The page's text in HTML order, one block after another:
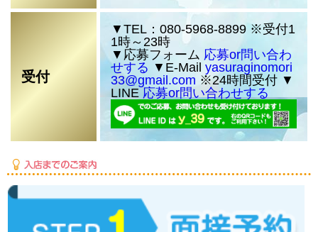
受付
▼TEL：080-5968-8899 ※受付1
1時～23時
▼応募フォーム 応募or問い合わ
せする ▼E-Mail yasuraginomori
33@gmail.com ※24時間受付 ▼
LINE 応募or問い合わせする